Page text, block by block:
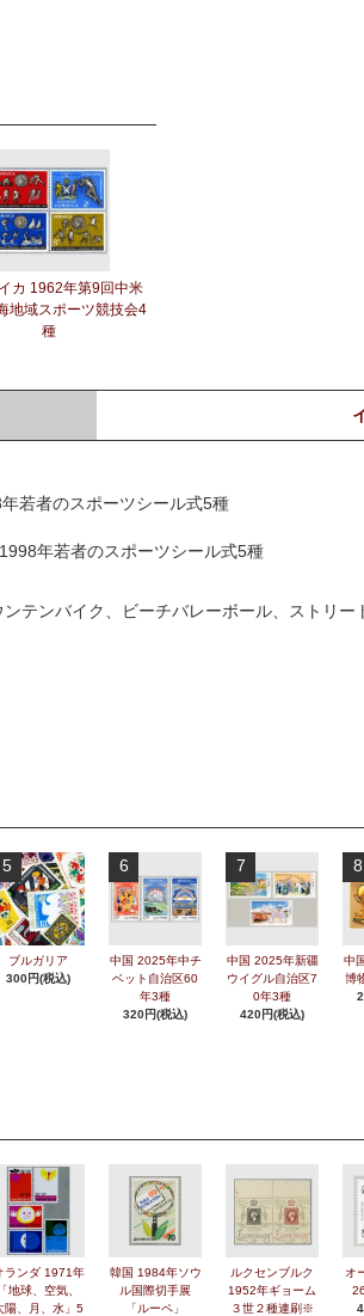
カ 1962年第9回中米
地域スポーツ競技会4
種
若者のスポーツシール式5種
テンバイク、ビーチバレーボール、ストリー
5
ブルガリア
300円(税込)
6
中国 2025年中チ
ベット自治区60
年3種
320円(税込)
7
中国 2025年新疆
ウイグル自治区7
0年3種
420円(税込)
8
中
博
ランダ 1971年
「地球、空気、
陽、月、水」5
韓国 1984年ソウ
ル国際切手展
「ルーペ」
ルクセンブルク
1952年ギョーム
３世２種連刷※
オ